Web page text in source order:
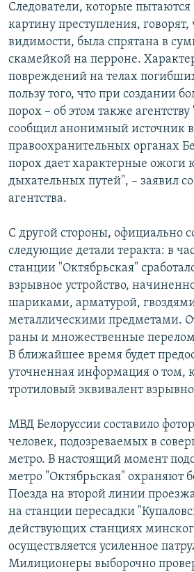
Следователи, которые пытаются
картину преступления, говорят,
видимости, была спрятана в
скамейкой на перроне.
повреждений на телах погибших
пользу того, что при создании
порох – об этом также
сообщил анонимный источник в
правоохранительных органах
порох дает характерные ожоги
дыхательных путей", – заявил
агентства.
С другой стороны, официально
следующие детали теракта: в
станции "Октябрьская"
взрывное устройство,
шариками, арматурой,
металлическими предметами.
раны и множественные
В ближайшее время будет
уточненная информация о том,
тротиловый эквивалент
МВД Белоруссии составило
человек, подозреваемых в
метро. В настоящий момент
метро "Октябрьская" охраняют
Поезда на второй линии
на станции пересадки
действующих станциях
осуществляется усиленное
Милиционеры выборочно